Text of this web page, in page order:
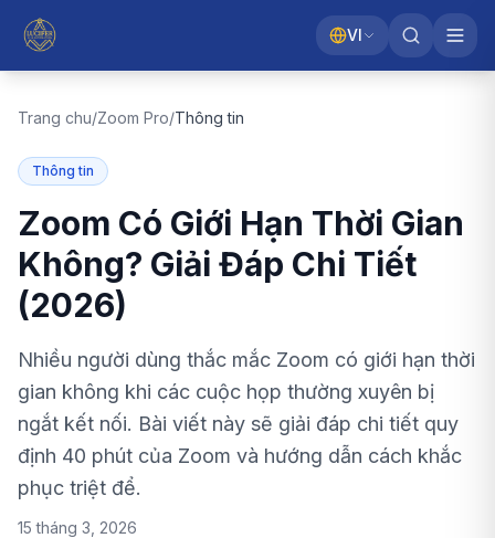
VI
Trang chu/Zoom Pro/Thông tin
Thông tin
Zoom Có Giới Hạn Thời Gian
Không? Giải Đáp Chi Tiết
(2026)
Nhiều người dùng thắc mắc Zoom có giới hạn thời
gian không khi các cuộc họp thường xuyên bị
ngắt kết nối. Bài viết này sẽ giải đáp chi tiết quy
định 40 phút của Zoom và hướng dẫn cách khắc
phục triệt để.
15 tháng 3, 2026